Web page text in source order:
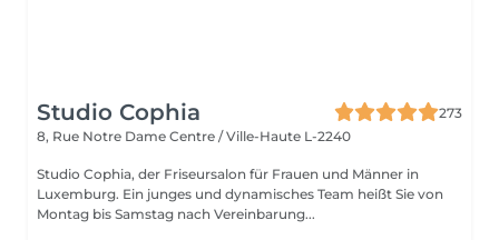
Studio Cophia
273
8, Rue Notre Dame Centre / Ville-Haute L-2240
Studio Cophia, der Friseursalon für Frauen und Männer in
Luxemburg. Ein junges und dynamisches Team heißt Sie von
Montag bis Samstag nach Vereinbarung...